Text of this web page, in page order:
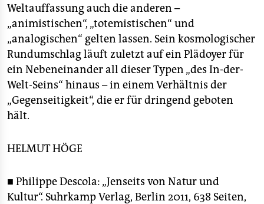
Weltauffassung auch die anderen –
„animistischen“, „totemistischen“ und
„analogischen“ gelten lassen. Sein kosmologischer
Rundumschlag läuft zuletzt auf ein Plädoyer für
ein Nebeneinander all dieser Typen „des In-der-
Welt-Seins“ hinaus – in einem Verhältnis der
„Gegenseitigkeit“, die er für dringend geboten
hält.
HELMUT HÖGE
■ Philippe Descola: „Jenseits von Natur und
Kultur“. Suhrkamp Verlag, Berlin 2011, 638 Seiten,